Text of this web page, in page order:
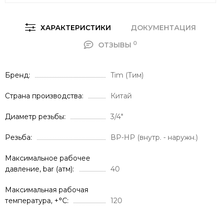
ХАРАКТЕРИСТИКИ
ДОКУМЕНТАЦИЯ
ОТЗЫВЫ 0
Брeнд Tim (Тим)
Страна производства Китай
Диаметр резьбы 3/4"
Резьба ВР-НР (внутр. - наружн.)
Максимальное рабочее
давление, bar (атм)
40
Максимальная рабочая
температура, +°С
120